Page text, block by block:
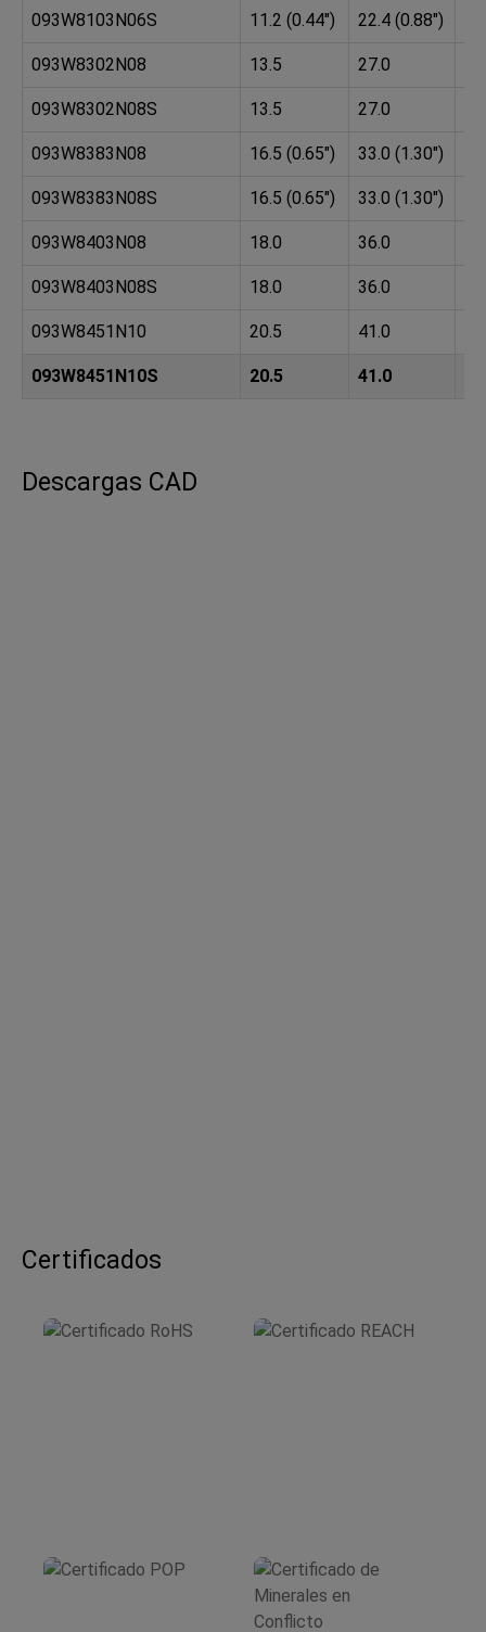
093W8103N06S 11.2 (0.44") 22.4 (0.88")
093W8302N08 13.5 27.0
093W8302N08S 13.5 27.0
093W8383N08 16.5 (0.65") 33.0 (1.30")
093W8383N08S 16.5 (0.65") 33.0 (1.30")
093W8403N08 18.0 36.0
093W8403N08S 18.0 36.0
093W8451N10 20.5 41.0
093W8451N10S 20.5 41.0
Descargas CAD
Certificados